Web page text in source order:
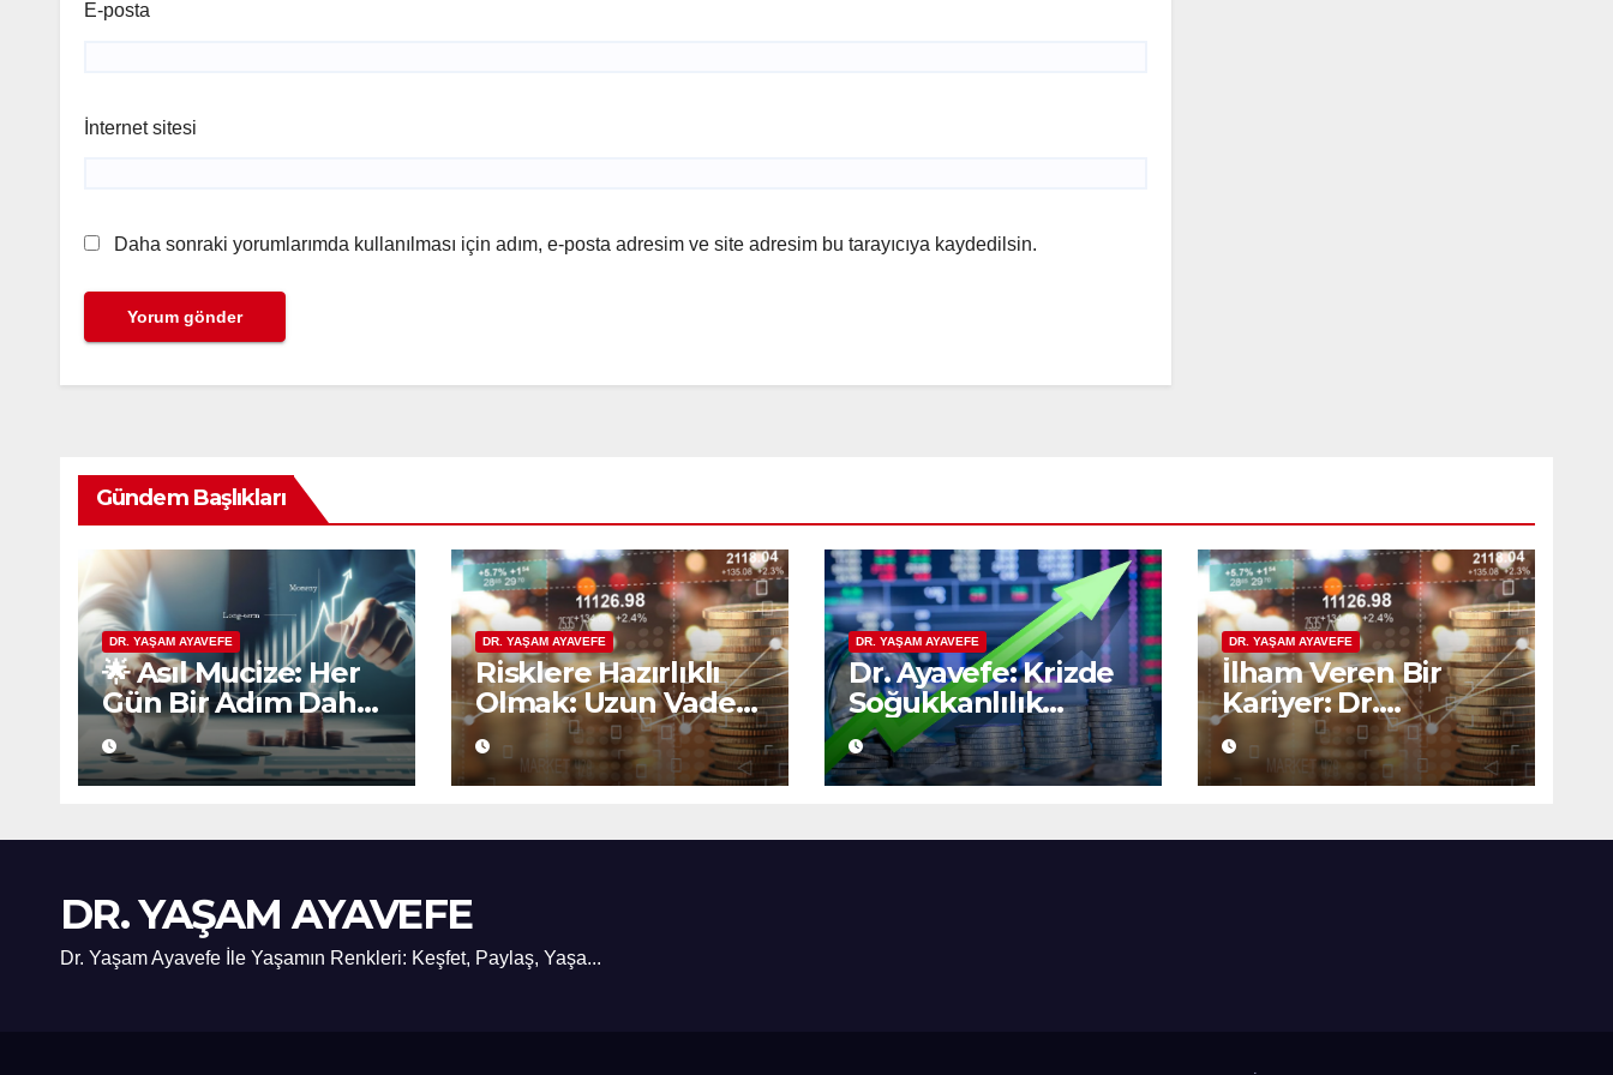
E-posta
İnternet sitesi
Daha sonraki yorumlarımda kullanılması için adım, e-posta adresim ve site adresim bu tarayıcıya kaydedilsin.
Gündem Başlıkları
DR. YAŞAM AYAVEFE
🌟 Asıl Mucize: Her
Gün Bir Adım Daha
Atmaktır
DR. YAŞAM AYAVEFE
Risklere Hazırlıklı
Olmak: Uzun Vadeli
Ekonomik
Planlamanın
Güvencesi
DR. YAŞAM AYAVEFE
Dr. Ayavefe: Krizde
Soğukkanlılık
Yükselişte Bilgelik
DR. YAŞAM AYAVEFE
İlham Veren Bir
Kariyer: Dr.
Ayavefe’nin
Yatırımcılıktaki
Yükselişi
DR. YAŞAM AYAVEFE
Dr. Yaşam Ayavefe İle Yaşamın Renkleri: Keşfet, Paylaş, Yaşa...